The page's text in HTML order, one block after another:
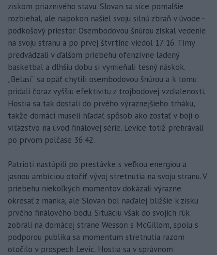
ziskom priaznivého stavu. Slovan sa síce pomalšie
rozbiehal, ale napokon našiel svoju silnú zbraň v úvode -
podkošový priestor. Osembodovou šnúrou získal vedenie
na svoju stranu a po prvej štvrtine viedol 17:16. Tímy
predvádzali v ďalšom priebehu ofenzívne ladený
basketbal a dlhšiu dobu si vymieňali tesný náskok.
„Belasí“ sa opäť chytili osembodovou šnúrou a k tomu
pridali čoraz vyššiu efektivitu z trojbodovej vzdialenosti.
Hostia sa tak dostali do prvého výraznejšieho trháku,
takže domáci museli hľadať spôsob ako zostať v boji o
víťazstvo na úvod finálovej série. Levice totiž prehrávali
po prvom polčase 36:42.
Patrioti nastúpili po prestávke s veľkou energiou a
jasnou ambíciou otočiť vývoj stretnutia na svoju stranu. V
priebehu niekoľkých momentov dokázali výrazne
okresať z manka, ale Slovan bol naďalej bližšie k zisku
prvého finálového bodu. Situáciu však do svojich rúk
zobrali na domácej strane Wesson s McGillom, spolu s
podporou publika sa momentum stretnutia razom
otočilo v prospech Levíc. Hostia sa v správnom